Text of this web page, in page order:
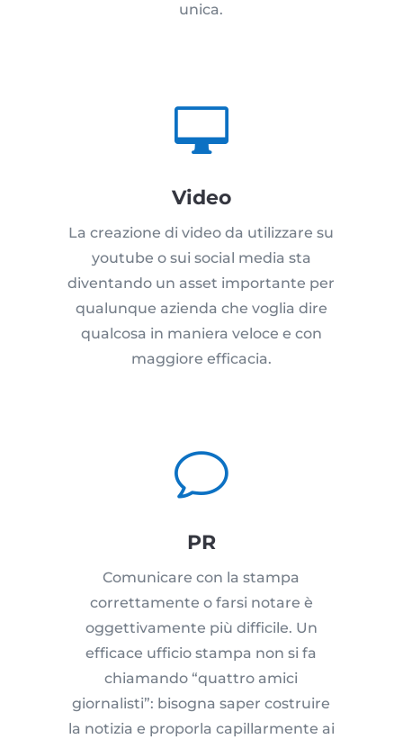
unica.

Video
La creazione di video da utilizzare su
youtube o sui social media sta
diventando un asset importante per
qualunque azienda che voglia dire
qualcosa in maniera veloce e con
maggiore efficacia.
v
PR
Comunicare con la stampa
correttamente o farsi notare è
oggettivamente più difficile. Un
efficace ufficio stampa non si fa
chiamando “quattro amici
giornalisti”: bisogna saper costruire
la notizia e proporla capillarmente ai